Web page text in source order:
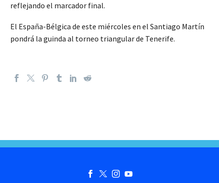
reflejando el marcador final.
El España-Bélgica de este miércoles en el Santiago Martín
pondrá la guinda al torneo triangular de Tenerife.